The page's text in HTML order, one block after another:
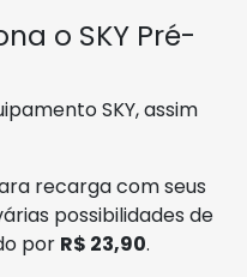
o SKY Pré-
SKY, assim
recarga com seus
possibilidades de
por R$ 23,90.